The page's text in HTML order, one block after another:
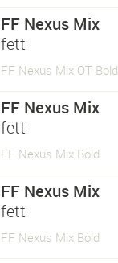
FF Nexus Mix
fett
FF Nexus Mix OT Bold
FF Nexus Mix
fett
FF Nexus Mix Bold
FF Nexus Mix
fett
FF Nexus Mix Bold